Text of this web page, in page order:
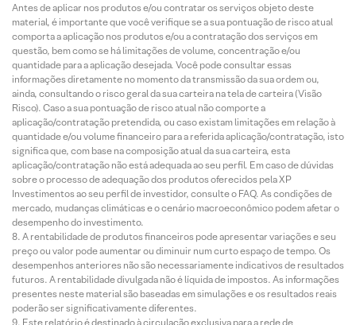
Antes de aplicar nos produtos e/ou contratar os serviços objeto deste
material, é importante que você verifique se a sua pontuação de risco atual
comporta a aplicação nos produtos e/ou a contratação dos serviços em
questão, bem como se há limitações de volume, concentração e/ou
quantidade para a aplicação desejada. Você pode consultar essas
informações diretamente no momento da transmissão da sua ordem ou,
ainda, consultando o risco geral da sua carteira na tela de carteira (Visão
Risco). Caso a sua pontuação de risco atual não comporte a
aplicação/contratação pretendida, ou caso existam limitações em relação à
quantidade e/ou volume financeiro para a referida aplicação/contratação, isto
significa que, com base na composição atual da sua carteira, esta
aplicação/contratação não está adequada ao seu perfil. Em caso de dúvidas
sobre o processo de adequação dos produtos oferecidos pela XP
Investimentos ao seu perfil de investidor, consulte o FAQ. As condições de
mercado, mudanças climáticas e o cenário macroeconômico podem afetar o
desempenho do investimento.
A rentabilidade de produtos financeiros pode apresentar variações e seu
preço ou valor pode aumentar ou diminuir num curto espaço de tempo. Os
desempenhos anteriores não são necessariamente indicativos de resultados
futuros. A rentabilidade divulgada não é líquida de impostos. As informações
presentes neste material são baseadas em simulações e os resultados reais
poderão ser significativamente diferentes.
Este relatório é destinado à circulação exclusiva para a rede de